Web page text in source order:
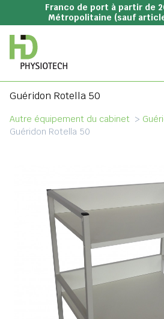
Franco de port à partir de
Métropolitaine (sauf
Guéridon Rotella 50
Autre équipement du cabinet >
Guéridon Rotella 50